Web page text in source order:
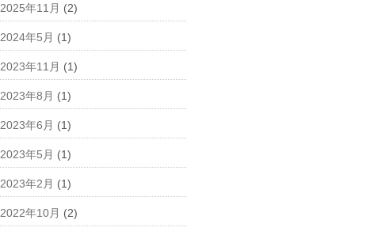
2025年11月 (2)
2024年5月 (1)
2023年11月 (1)
2023年8月 (1)
2023年6月 (1)
2023年5月 (1)
2023年2月 (1)
2022年10月 (2)